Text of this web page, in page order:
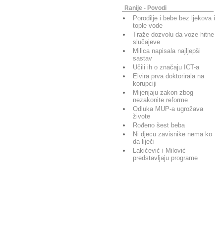
Ranije - Povodi
Porodilje i bebe bez ljekova i
tople vode
Traže dozvolu da voze hitne
slučajeve
Milica napisala najljepši
sastav
Učili ih o značaju ICT-a
Elvira prva doktorirala na
korupciji
Mijenjaju zakon zbog
nezakonite reforme
Odluka MUP-a ugrožava
živote
Rođeno šest beba
Ni djecu zavisnike nema ko
da liječi
Lakićević i Milović
predstavljaju programe